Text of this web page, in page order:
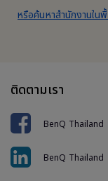
หรือค้นหาสำนักงานใ
ติดตามเรา
BenQ Thailand
BenQ Thailand